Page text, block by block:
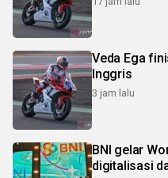
Veda Ega
Inggris
3 jam lalu
BNI gelar
digitalisasi